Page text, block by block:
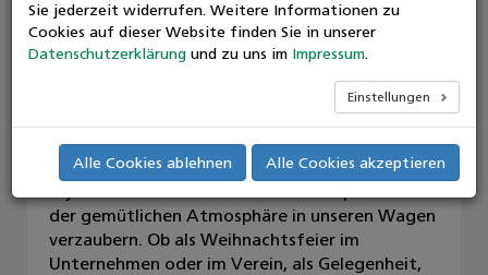
Veranstalter: SDG
Wenn die Dunkelheit früh hereinbricht und die
Stimmung taucht, lädt die Lößnitzgrundbahn zu
stimmungsvollen Abendfahrten ein.
Steigen Sie ein und lassen Sie sich vom
der gemütlichen Atmosphäre in unseren Wagen
verzaubern. Ob als Weihnachtsfeier im
Unternehmen oder im Verein, als Gelegenheit,
Sie jederzeit widerrufen. Weitere Informationen zu
Cookies auf dieser Website finden Sie in unserer
Datenschutzerklärung und zu uns im Impressum
Einstellungen
Alle Cookies ablehnen Alle Cookies akzeptieren